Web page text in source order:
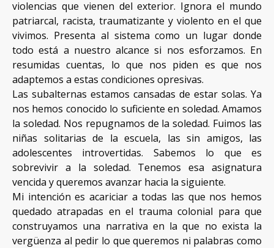
violencias que vienen del exterior. Ignora el mundo
patriarcal, racista, traumatizante y violento en el que
vivimos. Presenta al sistema como un lugar donde
todo está a nuestro alcance si nos esforzamos. En
resumidas cuentas, lo que nos piden es que nos
adaptemos a estas condiciones opresivas.
Las subalternas estamos cansadas de estar solas. Ya
nos hemos conocido lo suficiente en soledad. Amamos
la soledad. Nos repugnamos de la soledad. Fuimos las
niñas solitarias de la escuela, las sin amigos, las
adolescentes introvertidas. Sabemos lo que es
sobrevivir a la soledad. Tenemos esa asignatura
vencida y queremos avanzar hacia la siguiente.
Mi intención es acariciar a todas las que nos hemos
quedado atrapadas en el trauma colonial para que
construyamos una narrativa en la que no exista la
vergüenza al pedir lo que queremos ni palabras como